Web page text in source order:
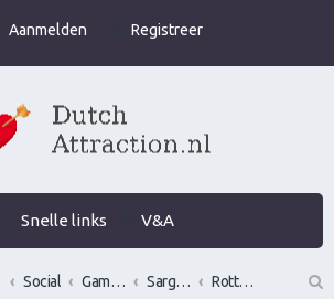
Aanmelden Registreer
Snelle links V&A
Social Gamen en vrouwen versieren in de praktijk (Infield) Sargen in of vrouwen versieren op locatie in?
Rotterdam